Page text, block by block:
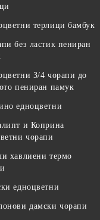
терлици бамбук
без ластик пениран
3/4 чорапи до
пениран памук
едноцветни
и Коприна
чорапи
хавлиени термо
едноцветни
дамски чорапи